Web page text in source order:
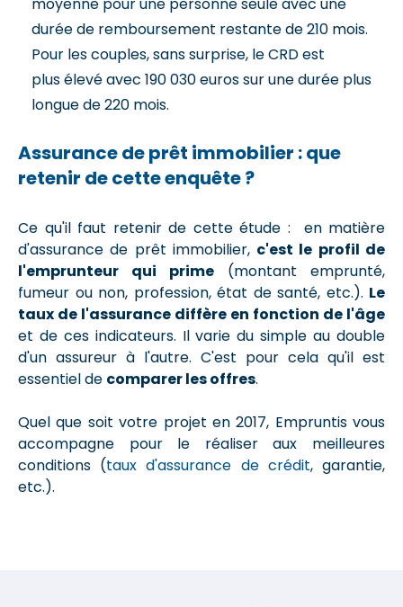
durée de remboursement restante de 210 mois.
Pour les couples, sans surprise, le CRD est
plus élevé avec 190 030 euros sur une durée plus
longue de 220 mois.
Assurance de prêt immobilier : que
retenir de cette enquête ?
Ce qu'il faut retenir de cette étude : en matière
d'assurance de prêt immobilier, c'est le profil de
l'emprunteur qui prime (montant emprunté,
fumeur ou non, profession, état de santé, etc.). Le
taux de l'assurance diffère en fonction de l'âge
et de ces indicateurs. Il varie du simple au double
d'un assureur à l'autre. C'est pour cela qu'il est
essentiel de comparer les offres.
Quel que soit votre projet en 2017, Empruntis vous
accompagne pour le réaliser aux meilleures
conditions (taux d'assurance de crédit, garantie,
etc.).